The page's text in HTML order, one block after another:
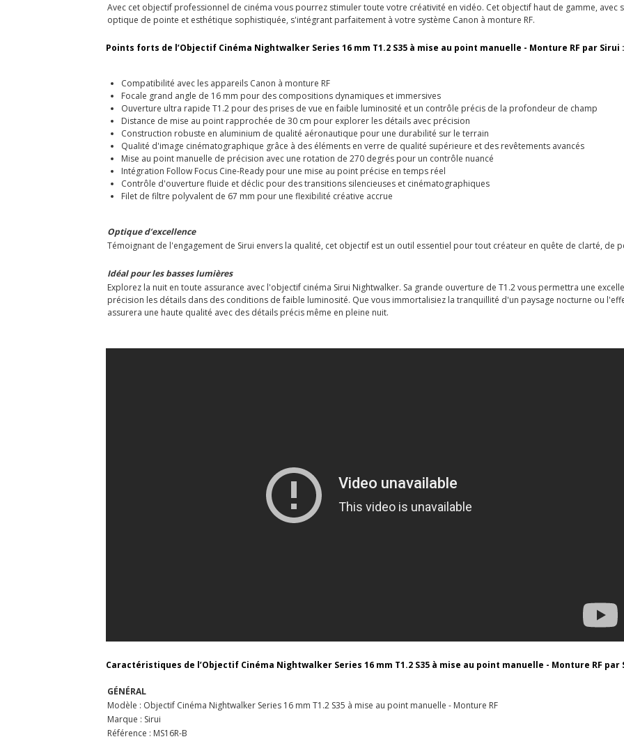
Avec cet objectif professionnel de cinéma vous pourrez stimuler toute votre créativité en vidéo. Cet objectif haut de gamme,
optique de pointe et esthétique sophistiquée, s'intégrant parfaitement à votre système Canon à monture RF.
Points forts de l’Objectif Cinéma Nightwalker Series 16 mm T1.2 S35 à mise au point manuelle - Monture RF par Sirui :
Compatibilité avec les appareils Canon à monture RF
Focale grand angle de 16 mm pour des compositions dynamiques et immersives
Ouverture ultra rapide T1.2 pour des prises de vue en faible luminosité et un contrôle précis de la profondeur de champ
Distance de mise au point rapprochée de 30 cm pour explorer les détails avec précision
Construction robuste en aluminium de qualité aéronautique pour une durabilité sur le terrain
Qualité d'image cinématographique grâce à des éléments en verre de qualité supérieure et des revêtements avancés
Mise au point manuelle de précision avec une rotation de 270 degrés pour un contrôle nuancé
Intégration Follow Focus Cine-Ready pour une mise au point précise en temps réel
Contrôle d'ouverture fluide et déclic pour des transitions silencieuses et cinématographiques
Filet de filtre polyvalent de 67 mm pour une flexibilité créative accrue
Optique d’excellence
Témoignant de l'engagement de Sirui envers la qualité, cet objectif est un outil essentiel pour tout créateur en quête de clarté, de
Idéal pour les basses lumières
Explorez la nuit en toute assurance avec l'objectif cinéma Sirui Nightwalker. Sa grande ouverture de T1.2 vous permettra une
précision les détails dans des conditions de faible luminosité. Que vous immortalisiez la tranquillité d'un paysage nocturne ou
assurera une haute qualité avec des détails précis même en pleine nuit.
Caractéristiques de l’Objectif Cinéma Nightwalker Series 16 mm T1.2 S35 à mise au point manuelle - Monture RF par
GÉNÉRAL
Modèle : Objectif Cinéma Nightwalker Series 16 mm T1.2 S35 à mise au point manuelle - Monture RF
Marque : Sirui
Référence : MS16R-B